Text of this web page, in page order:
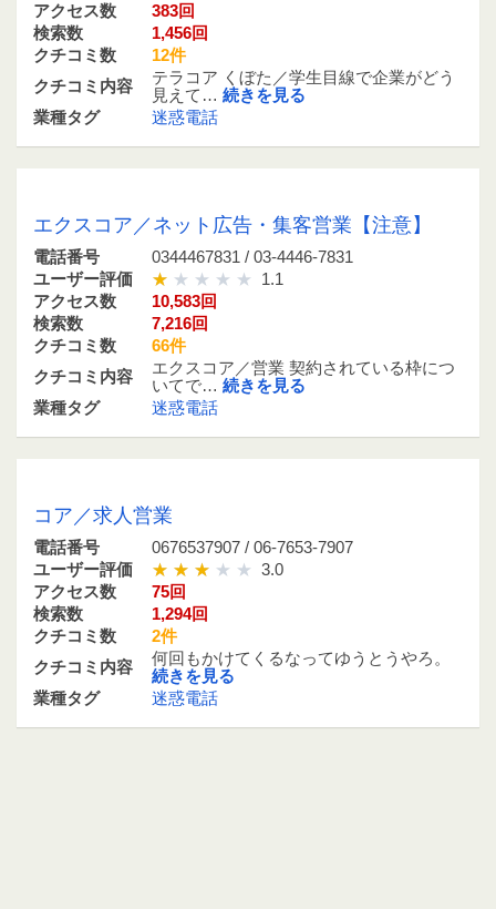
アクセス数
383回
検索数
1,456回
クチコミ数
12件
クチコミ内容
テラコア くぼた／学生目線で企業がどう
見えて… 続きを見る
業種タグ
迷惑電話
エクスコア／ネット広告・集客営業【注意】
電話番号
0344467831 / 03-4446-7831
ユーザー評価
1.1
アクセス数
10,583回
検索数
7,216回
クチコミ数
66件
クチコミ内容
エクスコア／営業 契約されている枠につ
いてで… 続きを見る
業種タグ
迷惑電話
コア／求人営業
電話番号
0676537907 / 06-7653-7907
ユーザー評価
3.0
アクセス数
75回
検索数
1,294回
クチコミ数
2件
クチコミ内容
何回もかけてくるなってゆうとうやろ。
続きを見る
業種タグ
迷惑電話